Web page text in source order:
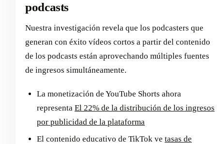
podcasts
Nuestra investigación revela que los podcasters que
generan con éxito vídeos cortos a partir del contenido
de los podcasts están aprovechando múltiples fuentes
de ingresos simultáneamente.
La monetización de YouTube Shorts ahora
representa El 22% de la distribución de los ingresos
por publicidad de la plataforma
El contenido educativo de TikTok ve tasas de